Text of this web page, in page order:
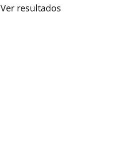
Ver resultados